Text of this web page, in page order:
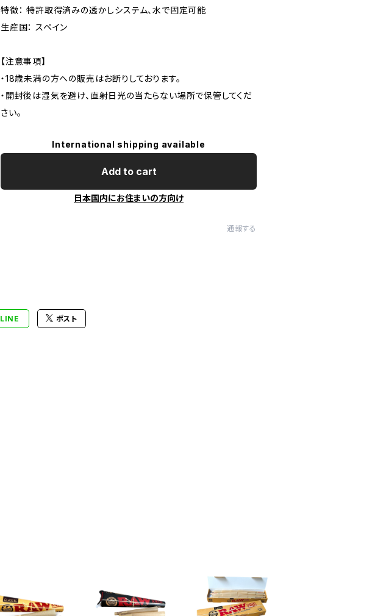
特徴： 特許取得済みの透かしシステム、水で固定可能
生産国： スペイン
【注意事項】
・18歳未満の方への販売はお断りしております。
・開封後は湿気を避け、直射日光の当たらない場所で保管してくだ
さい。
International shipping available
Add to cart
日本国内にお住まいの方向け
通報する
LINE ポスト